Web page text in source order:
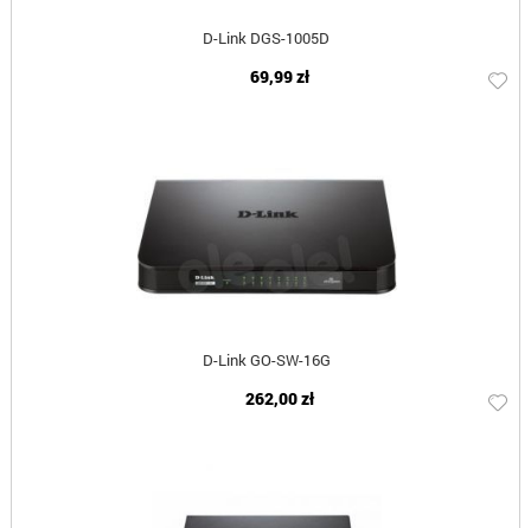
D-Link DGS-1005D
69,99 zł
D-Link GO-SW-16G
262,00 zł